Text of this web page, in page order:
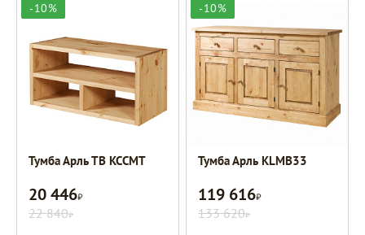
-10%
Тумба Арль ТВ KCCMT
20 446Р
22 840Р
-10%
Тумба Арль KLMB33
119 616Р
133 620Р